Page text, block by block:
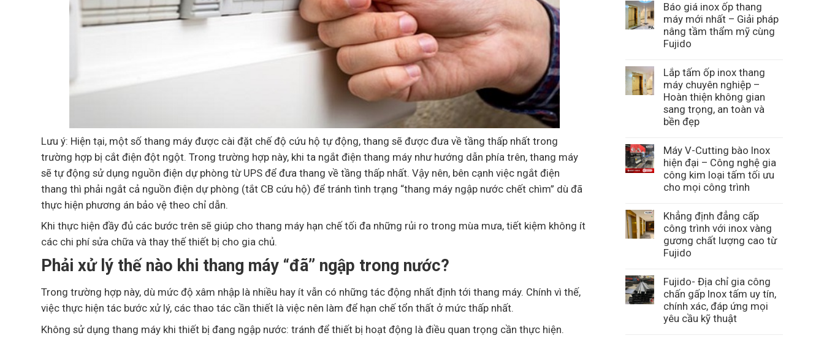
Lưu ý: Hiện tại, một số thang máy được cài đặt chế độ cứu hộ tự động, thang sẽ được đưa về tầng thấp nhất trong
trường hợp bị cắt điện đột ngột. Trong trường hợp này, khi ta ngắt điện thang máy như hướng dẫn phía trên, thang máy
sẽ tự động sử dụng nguồn điện dự phòng từ UPS để đưa thang về tầng thấp nhất. Vậy nên, bên cạnh việc ngắt điện
thang thì phải ngắt cả nguồn điện dự phòng (tắt CB cứu hộ) để tránh tình trạng “thang máy ngập nước chết chìm” dù đã
thực hiện phương án bảo vệ theo chỉ dẫn.
Khi thực hiện đầy đủ các bước trên sẽ giúp cho thang máy hạn chế tối đa những rủi ro trong mùa mưa, tiết kiệm không ít
các chi phí sửa chữa và thay thế thiết bị cho gia chủ.
Phải xử lý thế nào khi thang máy “đã” ngập trong nước?
Trong trường hợp này, dù mức độ xâm nhập là nhiều hay ít vẫn có những tác động nhất định tới thang máy. Chính vì thế,
việc thực hiện tác bước xử lý, các thao tác cần thiết là việc nên làm để hạn chế tổn thất ở mức thấp nhất.
Không sử dụng thang máy khi thiết bị đang ngập nước: tránh để thiết bị hoạt động là điều quan trọng cần thực hiện.
Báo giá inox ốp thang
máy mới nhất – Giải pháp
nâng tầm thẩm mỹ cùng
Fujido
Lắp tấm ốp inox thang
máy chuyên nghiệp –
Hoàn thiện không gian
sang trọng, an toàn và
bền đẹp
Máy V-Cutting bào Inox
hiện đại – Công nghệ gia
công kim loại tấm tối ưu
cho mọi công trình
Khẳng định đẳng cấp
công trình với inox vàng
gương chất lượng cao từ
Fujido
Fujido- Địa chỉ gia công
chấn gấp Inox tấm uy tín,
chính xác, đáp ứng mọi
yêu cầu kỹ thuật